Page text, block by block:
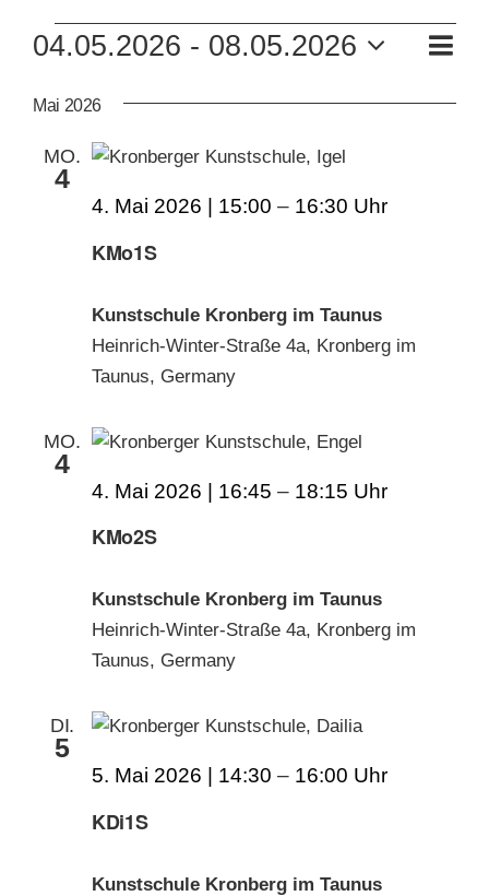
MUSEUM
KUNSTSCHULE
KRONBERGER MALERKOLONIE
SUCHE
VERANSTALTUNGEN
Liste
04.05.2026 - 08.05.2026
wählen.
Mai 2026
MO.
4
KMo1S
4. Mai 2026 | 15:00 – 16:30
Kunstschule Kronberg im Taunus
Heinrich-Winter-Straße 4a, Kronberg im
Taunus, Germany
MO.
4
KMo2S
4. Mai 2026 | 16:45 – 18:15
Kunstschule Kronberg im Taunus
Heinrich-Winter-Straße 4a, Kronberg im
Taunus, Germany
DI.
5
KDi1S
5. Mai 2026 | 14:30 – 16:00
Kunstschule Kronberg im Taunus